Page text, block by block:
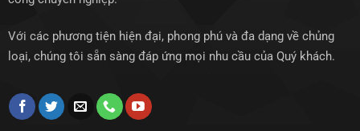
Với các phương tiện hiện đại, phong phú và đa dạng về chủng
loại, chúng tôi sẵn sàng đáp ứng mọi nhu cầu của Quý khách.